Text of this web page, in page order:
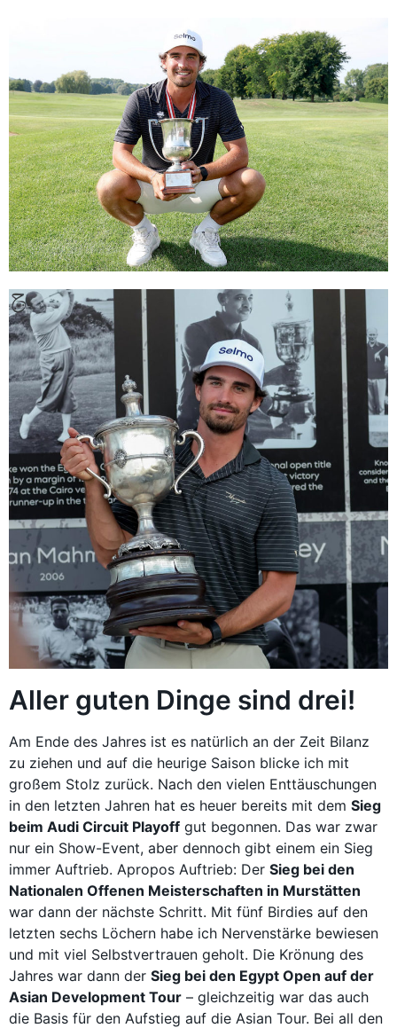
Aller guten Dinge sind drei!
Am Ende des Jahres ist es natürlich an der Zeit Bilanz
zu ziehen und auf die heurige Saison blicke ich mit
großem Stolz zurück. Nach den vielen Enttäuschungen
in den letzten Jahren hat es heuer bereits mit dem Sieg
beim Audi Circuit Playoff gut begonnen. Das war zwar
nur ein Show-Event, aber dennoch gibt einem ein Sieg
immer Auftrieb. Apropos Auftrieb: Der Sieg bei den
Nationalen Offenen Meisterschaften in Murstätten
war dann der nächste Schritt. Mit fünf Birdies auf den
letzten sechs Löchern habe ich Nervenstärke bewiesen
und mit viel Selbstvertrauen geholt. Die Krönung des
Jahres war dann der Sieg bei den Egypt Open auf der
Asian Development Tour – gleichzeitig war das auch
die Basis für den Aufstieg auf die Asian Tour. Bei all den